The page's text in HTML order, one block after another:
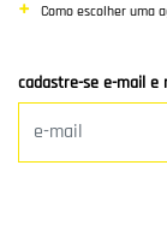
Marketing Digital
Como escolher uma
cadastre-se e-mail e